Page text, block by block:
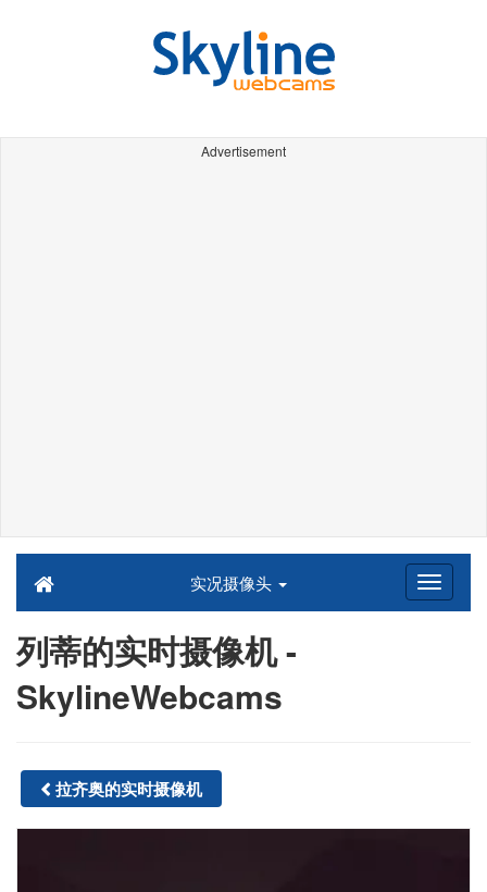
Advertisement
实况摄像头
列蒂的实时摄像机 -
SkylineWebcams
拉齐奥的实时摄像机